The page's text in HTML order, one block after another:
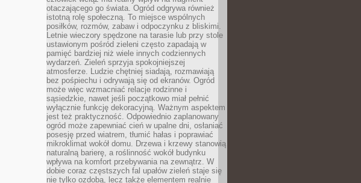
otaczającego go świata. Ogród odgrywa również
istotną rolę społeczną. To miejsce wspólnych
posiłków, rozmów, zabaw i odpoczynku z bliskimi.
Letnie wieczory spędzone na tarasie lub przy stole
ustawionym pośród zieleni często zapadają w
pamięć bardziej niż wiele innych codziennych
wydarzeń. Zieleń sprzyja spokojniejszej
atmosferze. Ludzie chętniej siadają, rozmawiają
bez pośpiechu i odrywają się od ekranów. Ogród
może więc wzmacniać relacje rodzinne i
sąsiedzkie, nawet jeśli początkowo miał pełnić
wyłącznie funkcję dekoracyjną. Ważnym aspektem
jest też praktyczność. Odpowiednio zaplanowany
ogród może zapewniać cień w upalne dni, osłaniać
posesję przed wiatrem, tłumić hałas i poprawiać
mikroklimat wokół domu. Drzewa i krzewy stanowią
naturalną barierę, a roślinność wokół budynku
wpływa na komfort przebywania na zewnątrz. W
dobie coraz częstszych fal upałów zieleń staje się
nie tylko ozdobą, lecz także elementem realnie